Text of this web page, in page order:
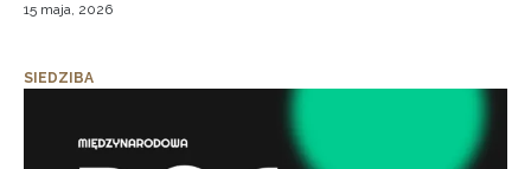
15 maja, 2026
SIEDZIBA